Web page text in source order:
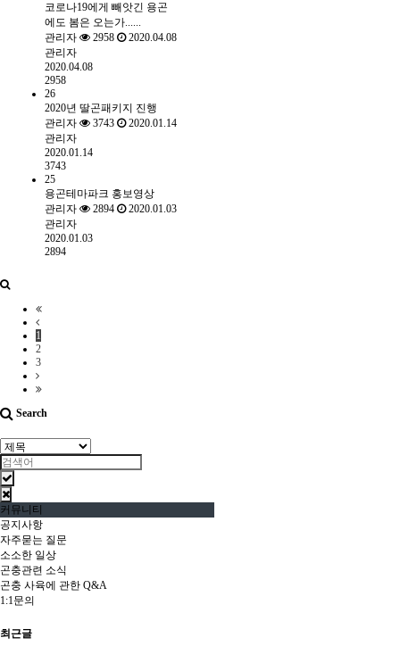
코로나19에게 빼앗긴 용곤
에도 봄은 오는가......
관리자
2958
2020.04.08
관리자
2020.04.08
2958
26
2020년 딸곤패키지 진행
관리자
3743
2020.01.14
관리자
2020.01.14
3743
25
용곤테마파크 홍보영상
관리자
2894
2020.01.03
관리자
2020.01.03
2894
1
2
3
Search
커뮤니티
공지사항
자주묻는 질문
소소한 일상
곤충관련 소식
곤충 사육에 관한 Q&A
1:1문의
최근글